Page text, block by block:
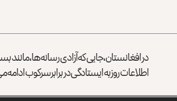
در افغانستان، جایی که آزادی رسانه‌ها،
اطلاعات روز به ایستادگی در برابر سرکوب